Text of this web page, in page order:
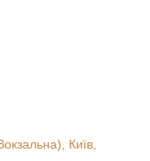
Київ,